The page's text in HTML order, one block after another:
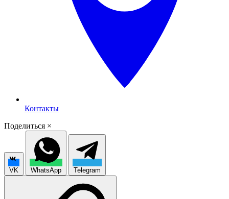
Контакты
Поделиться ×
VK WhatsApp Telegram